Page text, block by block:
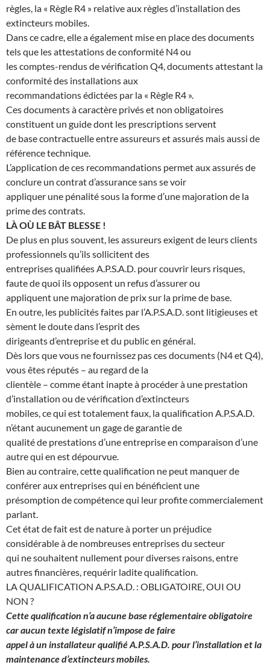
règles, la « Règle R4 » relative aux règles d’installation des
extincteurs mobiles.
Dans ce cadre, elle a également mise en place des documents
tels que les attestations de conformité N4 ou
les comptes-rendus de vérification Q4, documents attestant la
conformité des installations aux
recommandations édictées par la « Règle R4 ».
Ces documents à caractère privés et non obligatoires
constituent un guide dont les prescriptions servent
de base contractuelle entre assureurs et assurés mais aussi de
référence technique.
L’application de ces recommandations permet aux assurés de
conclure un contrat d’assurance sans se voir
appliquer une pénalité sous la forme d’une majoration de la
prime des contrats.
LÀ OÙ LE BÂT BLESSE !
De plus en plus souvent, les assureurs exigent de leurs clients
professionnels qu’ils sollicitent des
entreprises qualifiées A.P.S.A.D. pour couvrir leurs risques,
faute de quoi ils opposent un refus d’assurer ou
appliquent une majoration de prix sur la prime de base.
En outre, les publicités faites par l’A.P.S.A.D. sont litigieuses et
sèment le doute dans l’esprit des
dirigeants d’entreprise et du public en général.
Dès lors que vous ne fournissez pas ces documents (N4 et Q4),
vous êtes réputés – au regard de la
clientèle – comme étant inapte à procéder à une prestation
d’installation ou de vérification d’extincteurs
mobiles, ce qui est totalement faux, la qualification A.P.S.A.D.
n’étant aucunement un gage de garantie de
qualité de prestations d’une entreprise en comparaison d’une
autre qui en est dépourvue.
Bien au contraire, cette qualification ne peut manquer de
conférer aux entreprises qui en bénéficient une
présomption de compétence qui leur profite commercialement
parlant.
Cet état de fait est de nature à porter un préjudice
considérable à de nombreuses entreprises du secteur
qui ne souhaitent nullement pour diverses raisons, entre
autres financières, requérir ladite qualification.
LA QUALIFICATION A.P.S.A.D. : OBLIGATOIRE, OUI OU
NON ?
Cette qualification n’a aucune base réglementaire obligatoire
car aucun texte législatif n’impose de faire
appel à un installateur qualifié A.P.S.A.D. pour l’installation et la
maintenance d’extincteurs mobiles.